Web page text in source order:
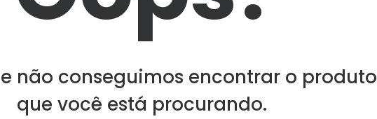
não conseguimos encontrar o produto
que você está procurando.